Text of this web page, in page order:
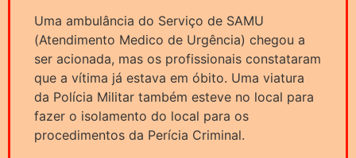
Uma ambulância do Serviço de SAMU
(Atendimento Medico de Urgência) chegou a
ser acionada, mas os profissionais constataram
que a vítima já estava em óbito. Uma viatura
da Polícia Militar também esteve no local para
fazer o isolamento do local para os
procedimentos da Perícia Criminal.